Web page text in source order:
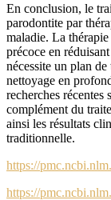
En conclusion, le
parodontite par
maladie. La
précoce en
nécessite un plan
nettoyage en
recherches récentes
complément du
ainsi les résultats
traditionnelle.
https://
https://